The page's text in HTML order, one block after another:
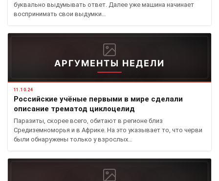
буквально выдумывать ответ. Далее уже машина начинает
воспринимать свои выдумки…
АРГУМЕНТЫ НЕДЕЛИ
11.10.24
Российские учёные первыми в мире сделали
описание трематод циклоцелид
Паразиты, скорее всего, обитают в регионе близ
Средиземноморья и в Африке. На это указывает то, что черви
были обнаружены только у взрослых…